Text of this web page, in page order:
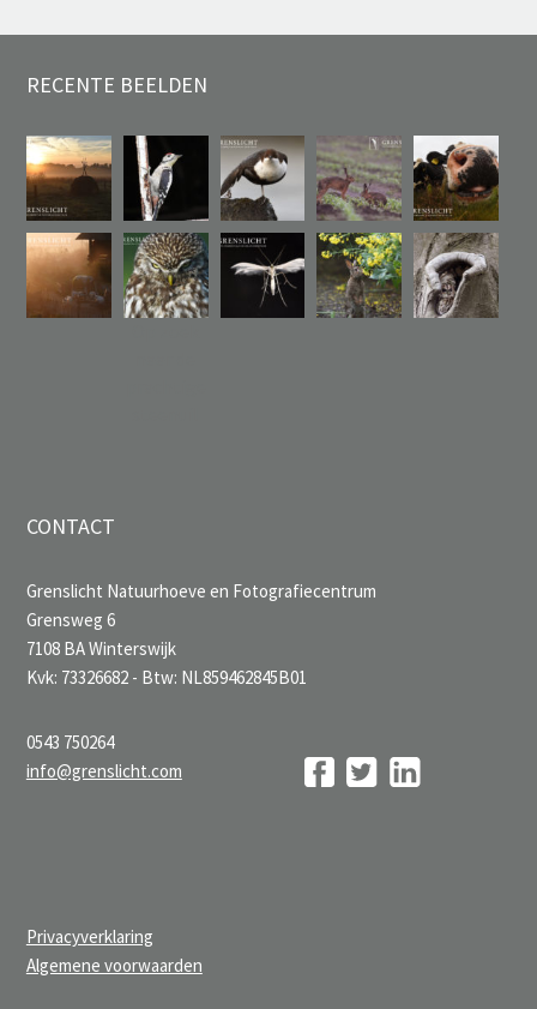
RECENTE BEELDEN
CONTACT
Grenslicht Natuurhoeve en Fotografiecentrum
Grensweg 6
7108 BA Winterswijk
Kvk: 73326682 - Btw: NL859462845B01
0543 750264
info@grenslicht.com
Privacyverklaring
Algemene voorwaarden